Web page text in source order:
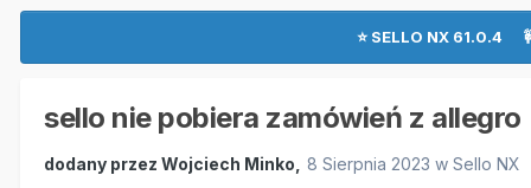
⭐ SELLO NX 61.0.4
sello nie pobiera zamówień z allegro
dodany przez Wojciech Minko 8 Sierpnia 2023 w Sello NX